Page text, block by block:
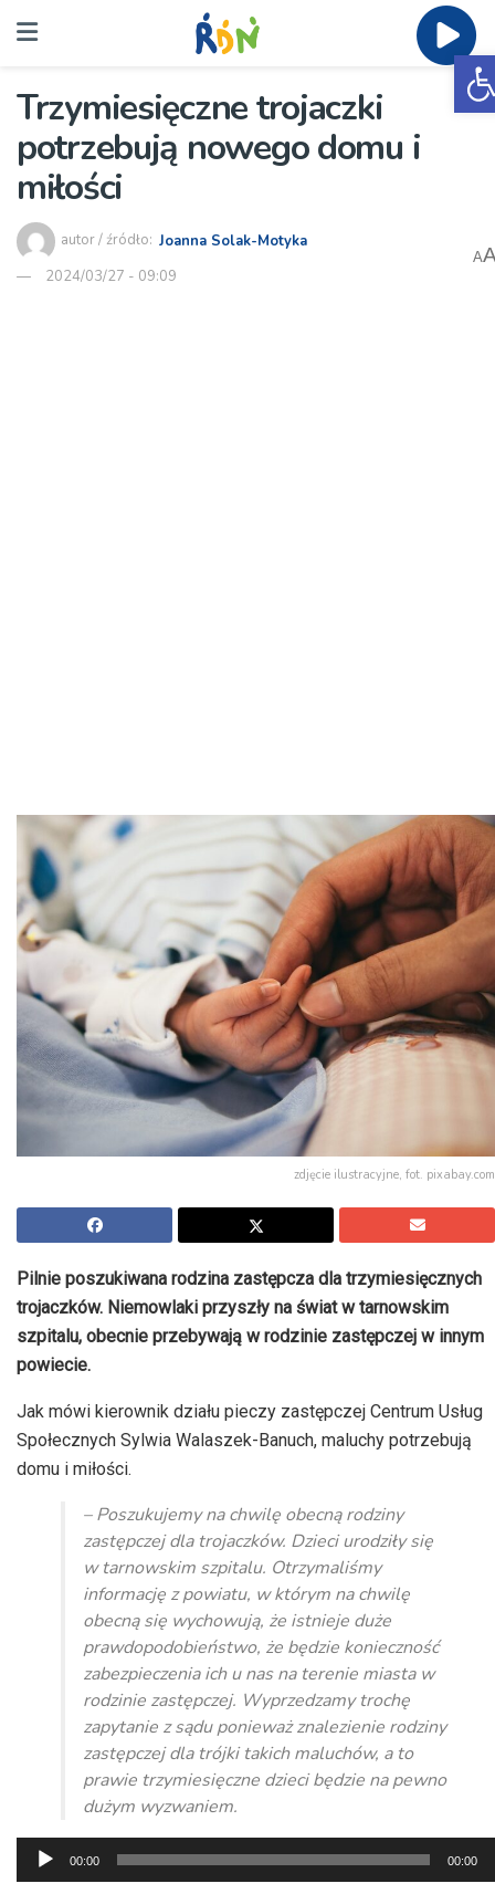
Trzymiesięczne trojaczki
potrzebują nowego domu i
miłości
autor / źródło: Joanna Solak-Motyka
2024/03/27 - 09:09
A
zdjęcie ilustracyjne, fot. pixabay.com
Pilnie poszukiwana rodzina zastępcza dla trzymiesięcznych
trojaczków. Niemowlaki przyszły na świat w tarnowskim
szpitalu, obecnie przebywają w rodzinie zastępczej w innym
powiecie.
Jak mówi kierownik działu pieczy zastępczej Centrum Usług
Społecznych Sylwia Walaszek-Banuch, maluchy potrzebują
domu i miłości.
– Poszukujemy na chwilę obecną rodziny
zastępczej dla trojaczków. Dzieci urodziły się
w tarnowskim szpitalu. Otrzymaliśmy
informację z powiatu, w którym na chwilę
obecną się wychowują, że istnieje duże
prawdopodobieństwo, że będzie konieczność
zabezpieczenia ich u nas na terenie miasta w
rodzinie zastępczej. Wyprzedzamy trochę
zapytanie z sądu ponieważ znalezienie rodziny
zastępczej dla trójki takich maluchów, a to
prawie trzymiesięczne dzieci będzie na pewno
dużym wyzwaniem.
Odtwarzacz
plików
00:00 00:00